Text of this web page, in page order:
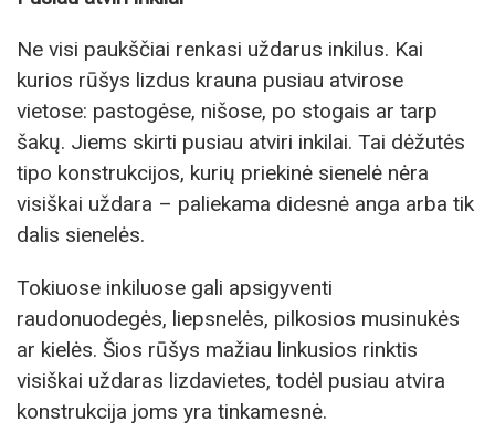
Ne visi paukščiai renkasi uždarus inkilus. Kai
kurios rūšys lizdus krauna pusiau atvirose
vietose: pastogėse, nišose, po stogais ar tarp
šakų. Jiems skirti pusiau atviri inkilai. Tai dėžutės
tipo konstrukcijos, kurių priekinė sienelė nėra
visiškai uždara – paliekama didesnė anga arba tik
dalis sienelės.
Tokiuose inkiluose gali apsigyventi
raudonuodegės, liepsnelės, pilkosios musinukės
ar kielės. Šios rūšys mažiau linkusios rinktis
visiškai uždaras lizdavietes, todėl pusiau atvira
konstrukcija joms yra tinkamesnė.